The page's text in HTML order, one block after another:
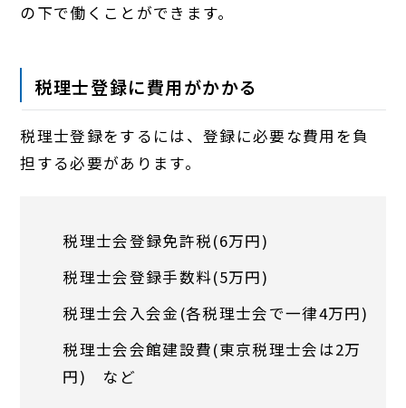
の下で働くことができます。
税理士登録に費用がかかる
税理士登録をするには、登録に必要な費用を負
担する必要があります。
税理士会登録免許税(6万円)
税理士会登録手数料(5万円)
税理士会入会金(各税理士会で一律4万円)
税理士会会館建設費(東京税理士会は2万
円) など